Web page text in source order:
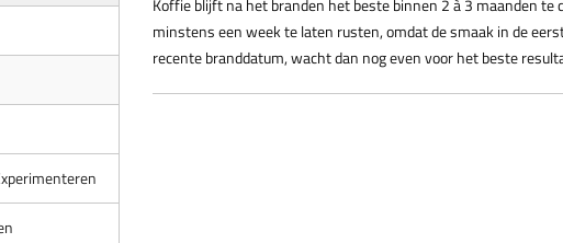
Koffie blijft na het branden het beste binnen 2 à 3 maanden
minstens een week te laten rusten, omdat de smaak in de
recente branddatum, wacht dan nog even voor het beste